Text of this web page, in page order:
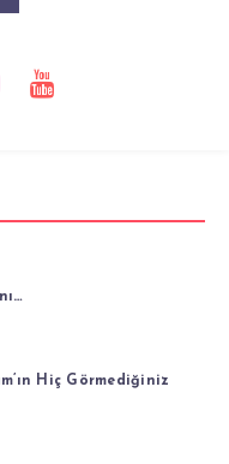
Hiç Görmediğiniz